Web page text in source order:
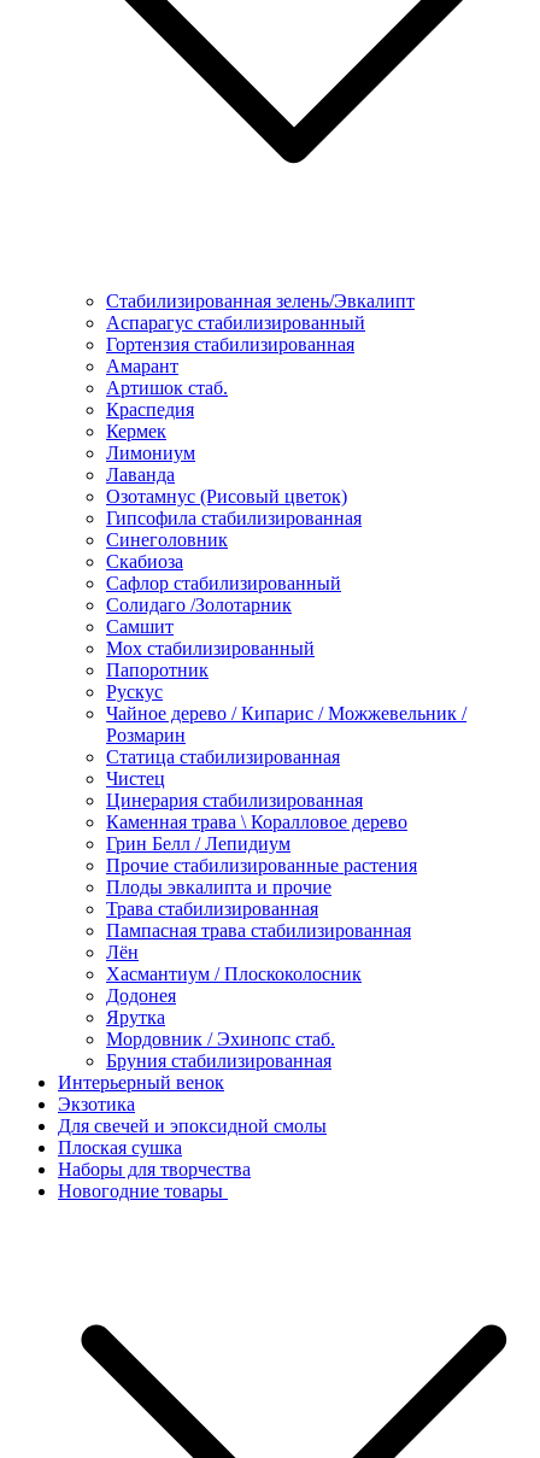
Стабилизированная зелень/Эвкалипт
Аспарагус стабилизированный
Гортензия стабилизированная
Амарант
Артишок стаб.
Краспедия
Кермек
Лимониум
Лаванда
Озотамнус (Рисовый цветок)
Гипсофила стабилизированная
Синеголовник
Скабиоза
Сафлор стабилизированный
Солидаго /Золотарник
Самшит
Мох стабилизированный
Папоротник
Рускус
Чайное дерево / Кипарис / Можжевельник /
Розмарин
Статица стабилизированная
Чистец
Цинерария стабилизированная
Каменная трава \ Коралловое дерево
Грин Белл / Лепидиум
Прочие стабилизированные растения
Плоды эвкалипта и прочие
Трава стабилизированная
Пампасная трава стабилизированная
Лён
Хасмантиум / Плоскоколосник
Додонея
Ярутка
Мордовник / Эхинопс стаб.
Бруния стабилизированная
Интерьерный венок
Экзотика
Для свечей и эпоксидной смолы
Плоская сушка
Наборы для творчества
Новогодние товары